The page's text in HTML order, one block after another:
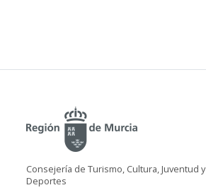
Consejería de Turismo, Cultura, Juventud y
Deportes